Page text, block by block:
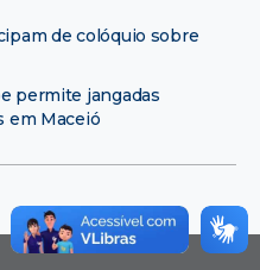
de colóquio sobre
permite jangadas
em Maceió